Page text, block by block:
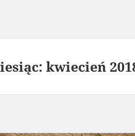
kwiecień